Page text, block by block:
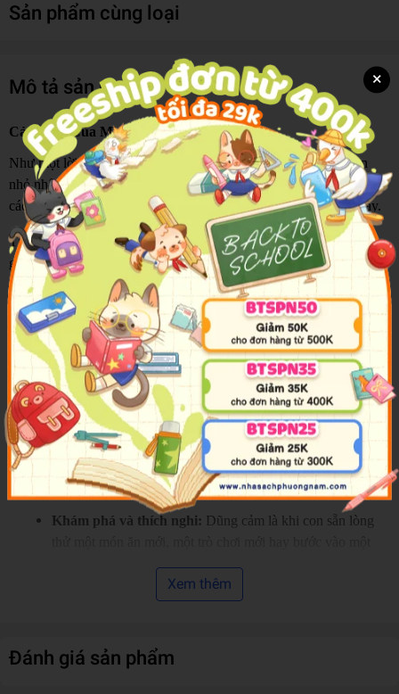
Sản phẩm cùng loại
Mô tả sản phẩm
Cảm Xúc Của Mình - Mình Dũng Cảm
Như một lời thủ thỉ tiếp thêm sức mạnh, cuốn sách giúp các bạn
nhỏ nhận ra rằng dũng cảm không phải là không biết sợ, mà là biết
cách đối mặt và vượt qua nỗi sợ ấy để trưởng thành hơn mỗi ngày.
Thông qua hành trình của bạn Thỏ Con đáng yêu, cuốn sách gửi
gắm thông điệp về sự tự tin và bản lĩnh – những viên gạch đầu tiên
để trẻ xây dựng trí tuệ cảm xúc (EQ) và làm chủ hành vi của chính
mình.
Định nghĩa lại sự dũng cảm qua những tình huống đời thường
Khác với những khái niệm lớn lao, sự dũng cảm trong thế giới của
Thỏ Con được tác giả Honor Head và Sarah Ward diễn giải một
cách cực kỳ trực quan và gần gũi. Trẻ sẽ học được rằng dũng cảm
hiện diện trong từng lựa chọn nhỏ bé:
Đối mặt và sẻ chia: Dũng cảm là khi con dám nói ra nỗi sợ
của mình với người lớn thay vì trốn tránh.
Khám phá và thích nghi: Dũng cảm là khi con sẵn lòng
Chân lý và lòng tốt: Dũng cảm còn là việc biết lên tiếng
Những bài học này giúp trẻ hiểu rằng mỗi lần vượt qua giới hạn
Xem thêm
Đánh giá sản phẩm
×